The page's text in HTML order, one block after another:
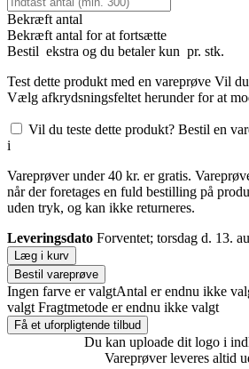
Bekræft antal
Bekræft antal for at fortsætte
Bestil ekstra og du betaler kun pr. stk.
Test dette produkt med en vareprøve Vil du
Vælg afkrydsningsfeltet herunder for at
Vil du teste dette produkt? Bestil en
i
Vareprøver under 40 kr. er gratis.
når der foretages en fuld bestilling på
uden tryk, og kan ikke returneres.
Leveringsdato Forventet; torsdag d. 13.
Læg i kurv
Bestil vareprøve
Ingen farve er valgtAntal er endnu ikke
valgt Fragtmetode er endnu ikke valgt
Få et uforpligtende tilbud
Du kan uploade dit logo i
Vareprøver leveres altid